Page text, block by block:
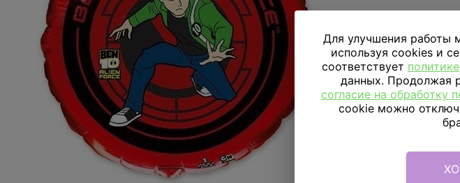
Для улучшения работы
используя cookies и
соответствует политике
данных. Продолжая
согласие на обработку
cookie можно